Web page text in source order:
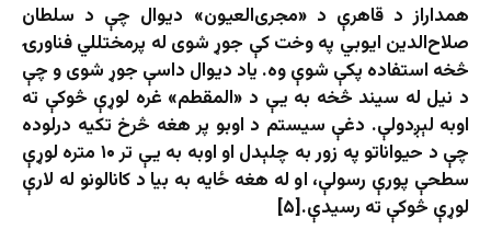
همداراز د قاهرې د «مجری‌العیون» دیوال چې د سلطان
صلاح‌الدین ایوبي په وخت کې جوړ شوی له پرمختللي فناورۍ
څخه استفاده پکې شوې وه. یاد دیوال داسې جوړ شوی و چې
د نیل له سیند څخه به یې د «المقطم» غره لوړې څوکې ته
اوبه لېږدولې. دغې سیستم د اوبو پر هغه څرخ تکیه درلوده
چې د حیواناتو په زور به چلېدل او اوبه به یې تر ۱۰ متره لوړې
سطحې پورې رسولې، او له هغه ځایه به بیا د کانالونو له لارې
لوړې څوکې ته رسیدې.[۵]